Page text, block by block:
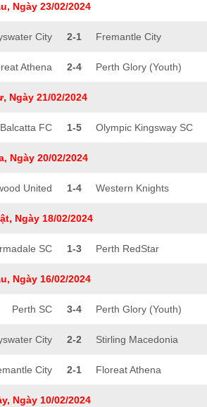
Ngày 23/02/2024
City 2-1 Fremantle City
Athena 2-4 Perth Glory (Youth)
Ngày 21/02/2024
Balcatta FC 1-5 Olympic Kingsway SC
Ngày 20/02/2024
United 1-4 Western Knights
Ngày 18/02/2024
SC 1-3 Perth RedStar
Ngày 16/02/2024
Perth SC 3-4 Perth Glory (Youth)
City 2-2 Stirling Macedonia
City 2-1 Floreat Athena
Ngày 10/02/2024